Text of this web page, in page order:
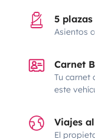
5
Asientos
Carnet B
Tu carnet
este
Viajes
El